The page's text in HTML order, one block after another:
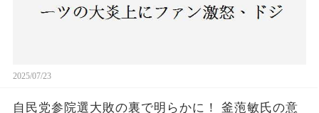
2025/07/23
自民党参院選大敗の裏で明らかに！ 釜萢敏氏の意